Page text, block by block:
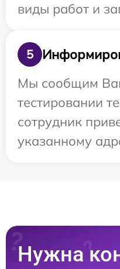
виды работ и
5
Мы сообщим
тестировании
сотрудник
указанному
Нужна